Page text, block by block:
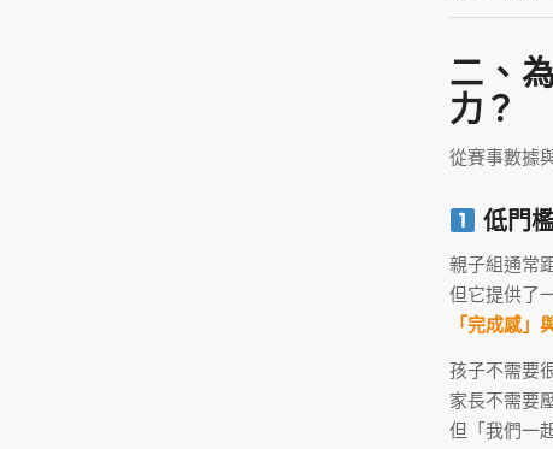
二、
力？
從賽事數據
低門
親子組通常
但它提供了
「完成感」
孩子不需要
家長不需要
但「我們一